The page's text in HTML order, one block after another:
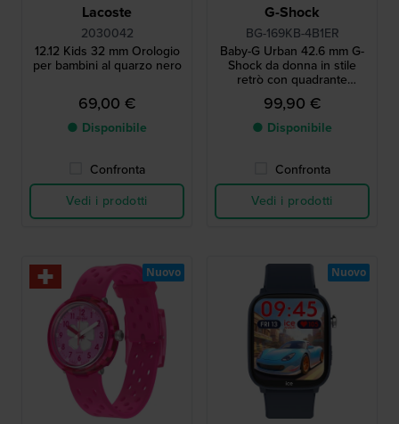
Lacoste
2030042
12.12 Kids 32 mm Orologio
per bambini al quarzo nero
69,00 €
● Disponibile
Confronta
Vedi i prodotti
G-Shock
BG-169KB-4B1ER
Baby-G Urban 42.6 mm G-
Shock da donna in stile
retrò con quadrante
glitterato
99,90 €
● Disponibile
Confronta
Vedi i prodotti
Nuovo Nuovo